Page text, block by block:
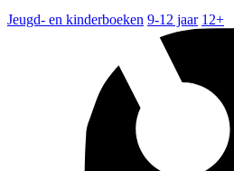
Jeugd- en kinderboeken 9-12 jaar 12+